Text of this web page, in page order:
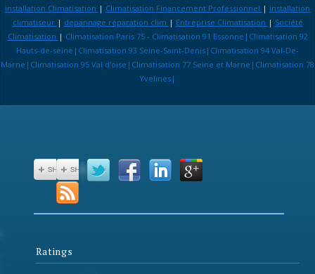
installation Climatisation | Climatisation Financement Professionnel | installation
climatiseur | depannage réparation clim | Entreprise Climatisation | Société
Climatisation | Climatisation Paris 75 - Climatisation 91 Essonne|Climatisation 92
Hauts-de-seine|Climatisation 93 Seine-Saint-Denis|Climatisation 94 Val-De-
Marne|Climatisation 95 Val d'oise|Climatisation 77 Seine et Marne|Climatisation 78
Yvelines|
Ratings